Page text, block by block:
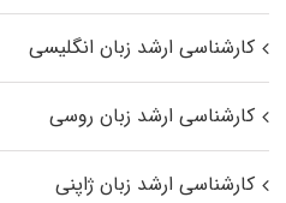
کارشناسی ارشد زبان انگلیسی
کارشناسی ارشد زبان روسی
کارشناسی ارشد زبان ژاپنی